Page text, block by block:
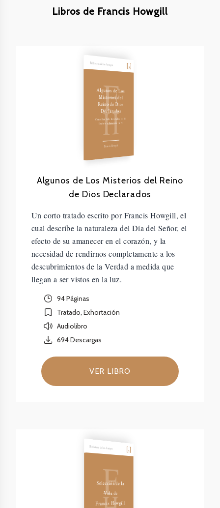
Libros de Francis Howgill
Biblioteca de los Amigos
F
H
Algunos de Los
Misterios del
Reino de Dios
Declarados
Como Han Sido Revelados por El
Espíritu a Través de la Fe
Francis Howgill
Algunos de Los Misterios del Reino
de Dios Declarados
Un corto tratado escrito por Francis Howgill, el
cual describe la naturaleza del Día del Señor, el
efecto de su amanecer en el corazón, y la
necesidad de rendirnos completamente a los
descubrimientos de la Verdad a medida que
llegan a ser vistos en la luz.
94 Páginas
Tratado, Exhortación
Audiolibro
694Descargas
VER LIBRO
Biblioteca de los Amigos
F
Selección de la
Vida de
Francis Howgill